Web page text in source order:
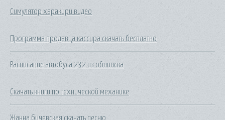
Симулятор харакири видео
Программа продавца кассира скачать бесплатно
Расписание автобуса 232 из обнинска
Скачать книги по технической механике
Жанна бичевская скачать песню